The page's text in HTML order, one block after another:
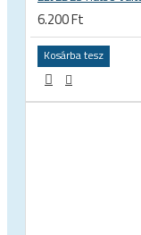
6.200 Ft
Kosárba tesz